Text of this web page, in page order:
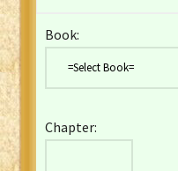
Czech Kralicka Bible
English YLT 1898 Bible
Book:
Chapter: